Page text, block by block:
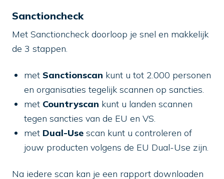
Sanctioncheck
Met Sanctioncheck doorloop je snel en makkelijk
de 3 stappen.
met Sanctionscan kunt u tot 2.000 personen
en organisaties tegelijk scannen op sancties.
met Countryscan kunt u landen scannen
tegen sancties van de EU en VS.
met Dual-Use scan kunt u controleren of
jouw producten volgens de EU Dual-Use zijn.
Na iedere scan kan je een rapport downloaden